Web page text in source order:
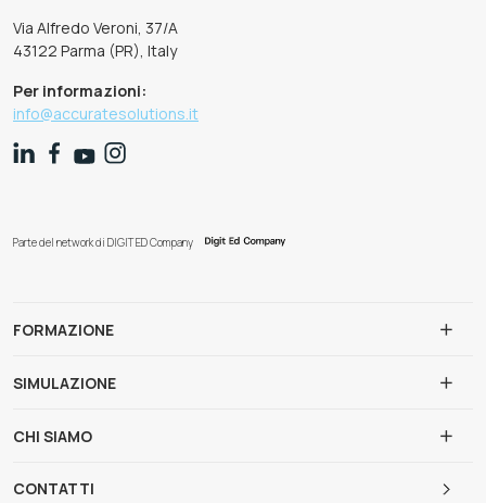
Via Alfredo Veroni, 37/A
43122 Parma (PR), Italy
Per informazioni:
info@accuratesolutions.it
Parte del network di DIGIT ED Company
FORMAZIONE
SIMULAZIONE
CHI SIAMO
CONTATTI